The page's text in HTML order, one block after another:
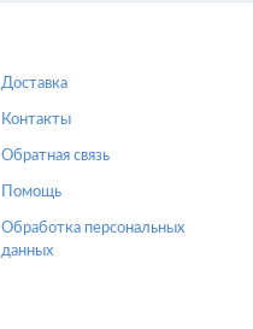
Доставка
Контакты
Обратная связь
Помощь
Обработка персональных
данных